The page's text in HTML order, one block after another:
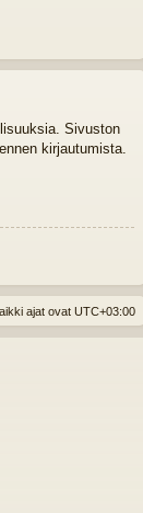
Sivuston
kirjautumista.
ajat ovat UTC+03:00